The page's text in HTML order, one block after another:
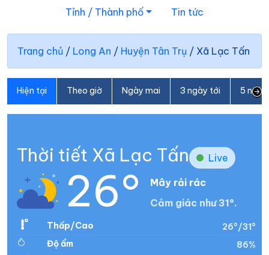
Tỉnh / Thành phố Tin tức
Trang chủ / Long An / Huyện Tân Trụ / Xã Lạc Tấn
Hiện tại Theo giờ Ngày mai 3 ngày tới 5
Thời tiết Xã Lạc Tấn Live
26°
Mây rải rác
Cảm giác như 31°.
Thấp/Cao
26°/31°
Độ ẩm
86%